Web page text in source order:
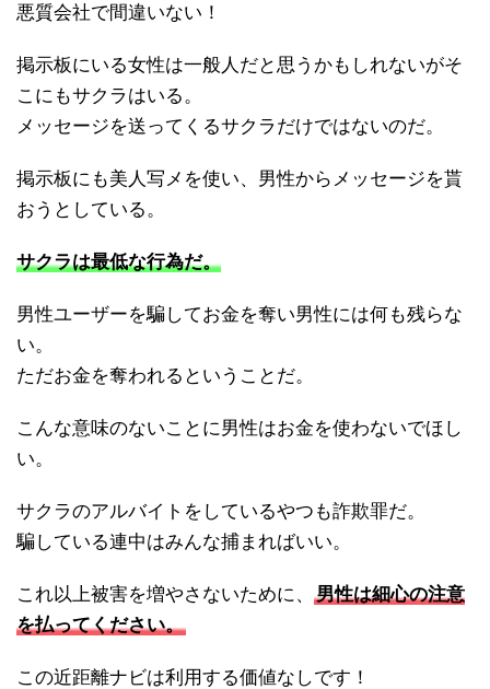
悪質会社で間違いない！
掲示板にいる女性は一般人だと思うかもしれないがそ
こにもサクラはいる。
メッセージを送ってくるサクラだけではないのだ。
掲示板にも美人写メを使い、男性からメッセージを貰
おうとしている。
サクラは最低な行為だ。
男性ユーザーを騙してお金を奪い男性には何も残らな
い。
ただお金を奪われるということだ。
こんな意味のないことに男性はお金を使わないでほし
い。
サクラのアルバイトをしているやつも詐欺罪だ。
騙している連中はみんな捕まればいい。
これ以上被害を増やさないために、
男性は細心の注意
を払ってください。
この近距離ナビは利用する価値なしです！